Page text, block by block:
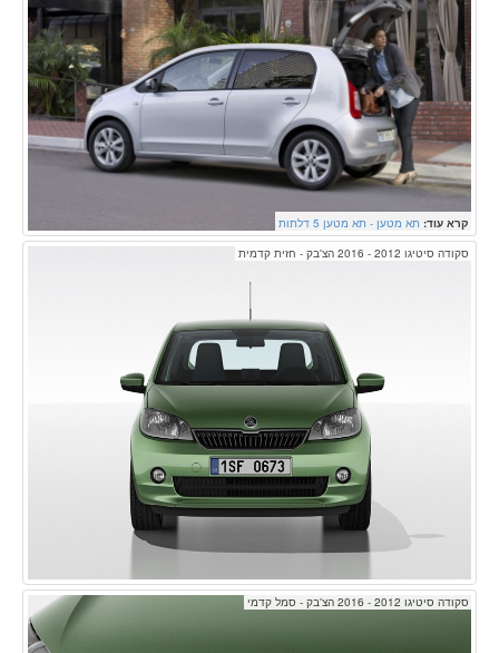
קרא עוד: תא מטען - תא מטען 5 דלתות
סקודה סיטיגו 2012 - 2016 הצ'בק - חזית קדמית
סקודה סיטיגו 2012 - 2016 הצ'בק - סמל קדמי